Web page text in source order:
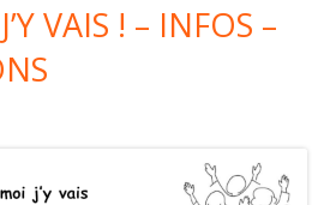
VAIS ! – INFOS –